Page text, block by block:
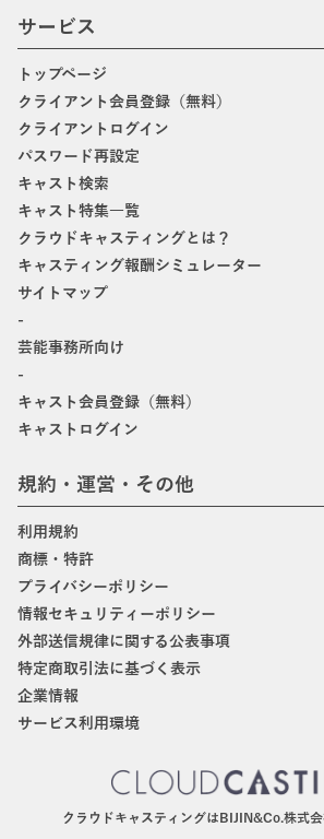
サービス
トップページ
クライアント会員登録（無料）
クライアントログイン
パスワード再設定
キャスト検索
キャスト特集一覧
クラウドキャスティングとは？
キャスティング報酬シミュレーター
サイトマップ
-
芸能事務所向け
-
キャスト会員登録（無料）
キャストログイン
規約・運営・その他
利用規約
商標・特許
プライバシーポリシー
情報セキュリティーポリシー
外部送信規律に関する公表事項
特定商取引法に基づく表示
企業情報
サービス利用環境
クラウドキャスティングはBIJIN&Co.株式